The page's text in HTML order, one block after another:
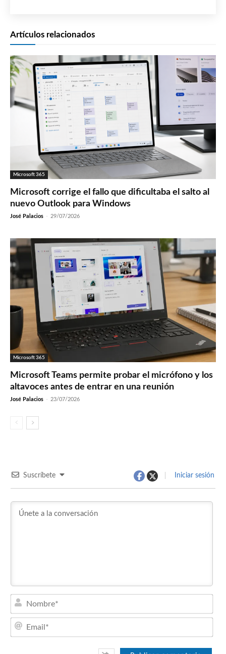
Artículos relacionados
Microsoft 365
Microsoft corrige el fallo que dificultaba el salto al
nuevo Outlook para Windows
José Palacios - 29/07/2026
Microsoft 365
Microsoft Teams permite probar el micrófono y los
altavoces antes de entrar en una reunión
José Palacios - 23/07/2026
Suscríbete Iniciar sesión